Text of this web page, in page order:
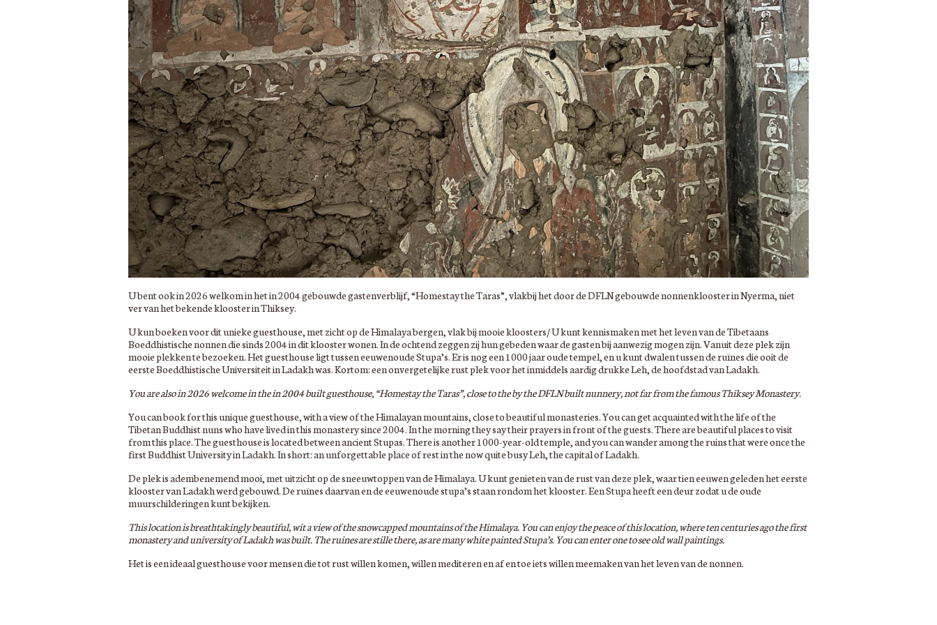
U bent ook in 2026 welkom in het in 2004 gebouwde gastenverblijf, “Homestay the Taras”, vlakbij het door de DFLN gebouwde nonnenklooster in Nyerma, niet
ver van het bekende klooster in Thiksey.
U kun boeken voor dit unieke guesthouse, met zicht op de Himalaya bergen, vlak bij mooie kloosters/ U kunt kennismaken met het leven van de Tibetaans
Boeddhistische nonnen die sinds 2004 in dit klooster wonen. In de ochtend zeggen zij hun gebeden waar de gasten bij aanwezig mogen zijn. Vanuit deze plek zijn
mooie plekken te bezoeken. Het guesthouse ligt tussen eeuwenoude Stupa’s. Er is nog een 1000 jaar oude tempel, en u kunt dwalen tussen de ruïnes die ooit de
eerste Boeddhistische Universiteit in Ladakh was. Kortom: een onvergetelijke rust plek voor het inmiddels aardig drukke Leh, de hoofdstad van Ladakh.
You are also in 2026 welcome in the in 2004 built guesthouse, “Homestay the Taras”, close to the by the DFLN built nunnery, not far from the famous Thiksey Monastery.
You can book for this unique guesthouse, with a view of the Himalayan mountains, close to beautiful monasteries. You can get acquainted with the life of the
Tibetan Buddhist nuns who have lived in this monastery since 2004. In the morning they say their prayers in front of the guests. There are beautiful places to visit
from this place. The guesthouse is located between ancient Stupas. There is another 1000-year-old temple, and you can wander among the ruins that were once the
first Buddhist University in Ladakh. In short: an unforgettable place of rest in the now quite busy Leh, the capital of Ladakh.
De plek is adembenemend mooi, met uitzicht op de sneeuwtoppen van de Himalaya. U kunt genieten van de rust van deze plek, waar tien eeuwen geleden het eerste
klooster van Ladakh werd gebouwd. De ruïnes daarvan en de eeuwenoude stupa’s staan rondom het klooster. Een Stupa heeft een deur zodat u de oude
muurschilderingen kunt bekijken.
This location is breathtakingly beautiful, wit a view of the snowcapped mountains of the Himalaya. You can enjoy the peace of this location, where ten centuries ago the first
monastery and university of Ladakh was built. The ruines are stille there, as are many white painted Stupa’s. You can enter one to see old wall paintings.
Het is een ideaal guesthouse voor mensen die tot rust willen komen, willen mediteren en af en toe iets willen meemaken van het leven van de nonnen.